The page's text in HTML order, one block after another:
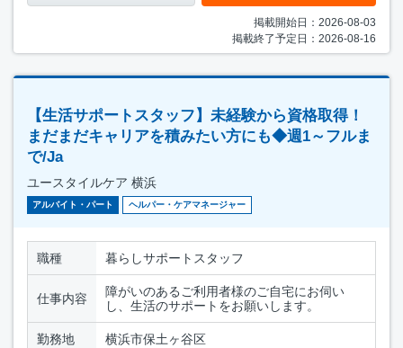
掲載開始日：2026-08-03
掲載終了予定日：2026-08-16
【生活サポートスタッフ】未経験から資格取得！
まだまだキャリアを積みたい方にも◆週1～フルま
で/Ja
ユースタイルケア 横浜
アルバイト・パート ヘルパー・ケアマネージャー
職種 暮らしサポートスタッフ
仕事内容
障がいのあるご利用者様のご自宅にお伺い
し、生活のサポートをお願いします。
勤務地 横浜市保土ヶ谷区